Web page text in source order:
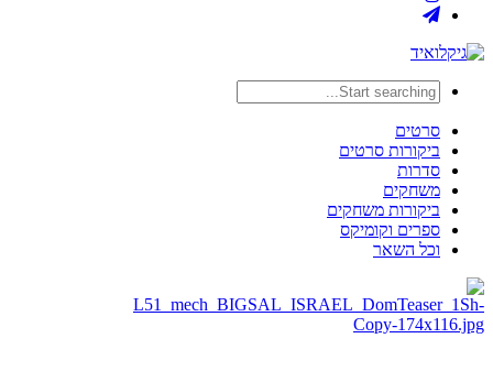
סרטים
ביקורות סרטים
סדרות
משחקים
ביקורות משחקים
ספרים וקומיקס
וכל השאר